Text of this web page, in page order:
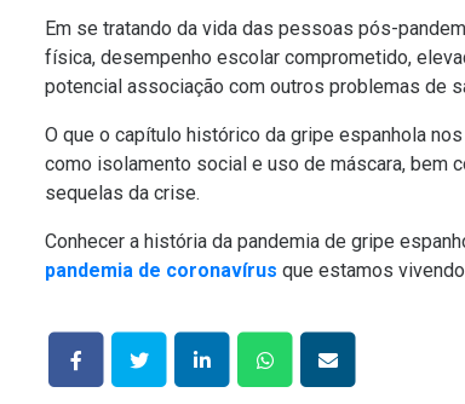
Em se tratando da vida das pessoas pós-
física, desempenho escolar comprometido,
potencial associação com outros problemas de
O que o capítulo histórico da gripe espanhola
como isolamento social e uso de máscara, bem
sequelas da crise.
Conhecer a história da pandemia de gripe
pandemia de coronavírus que estamos